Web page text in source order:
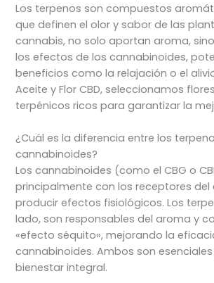
Los terpenos son compuestos
que definen el olor y sabor de las
cannabis, no solo aportan aroma,
los efectos de los cannabinoides,
beneficios como la relajación o el
Aceite y Flor CBD, seleccionamos
terpénicos ricos para garantizar la
¿Cuál es la diferencia entre los
cannabinoides?
Los cannabinoides (como el CBG o
principalmente con los receptores del
producir efectos fisiológicos. Los
lado, son responsables del aroma y
«efecto séquito», mejorando la
cannabinoides. Ambos son
bienestar integral.